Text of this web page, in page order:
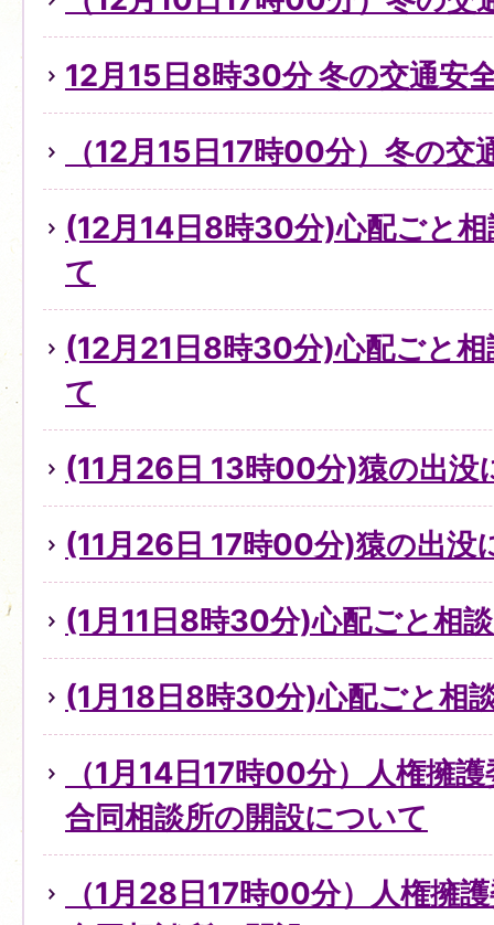
12月15日8時30分 冬の交通安
（12月15日17時00分）冬の
(12月14日8時30分)心配ごと
て
(12月21日8時30分)心配ごと
て
(11月26日 13時00分)猿の出没
(11月26日 17時00分)猿の出没
(1月11日8時30分)心配ごと相
(1月18日8時30分)心配ごと相
（1月14日17時00分）人権擁
合同相談所の開設について
（1月28日17時00分）人権擁